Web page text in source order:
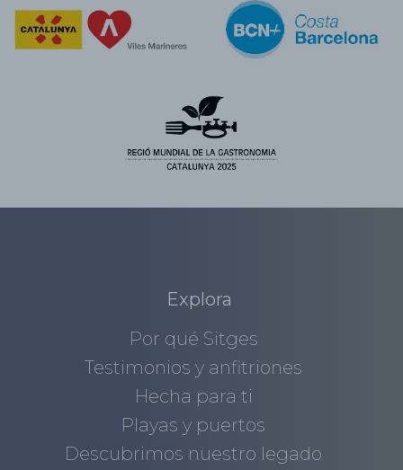
Explora
Por qué Sitges
Testimonios y anfitriones
Hecha para ti
Playas y puertos
Descubrimos nuestro legado